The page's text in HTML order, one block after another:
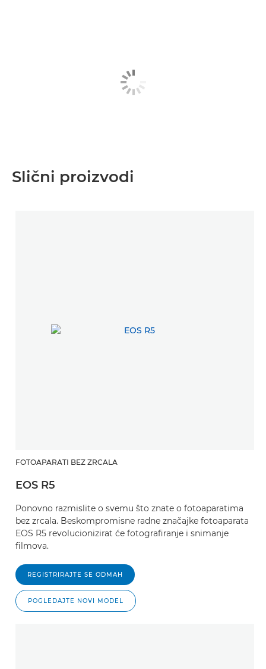
Slični proizvodi
FOTOAPARATI BEZ ZRCALA
EOS R5
Ponovno razmislite o svemu što znate o fotoaparatima
bez zrcala. Beskompromisne radne značajke fotoaparata
EOS R5 revolucionizirat će fotografiranje i snimanje
filmova.
REGISTRIRAJTE SE ODMAH
POGLEDAJTE NOVI MODEL